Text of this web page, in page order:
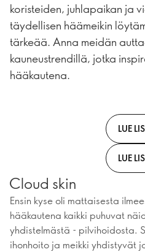
koristeiden, juhlapaikan ja
täydellisen häämeikin
tärkeää. Anna meidän
kauneustrendillä, jotka
hääkautena.
LUE
LUE
Cloud skin
Ensin kyse oli mattaisesta
hääkautena kaikki puhuvat
yhdistelmästä - pilvihoidosta.
ihonhoito ja meikki yhdistyvät